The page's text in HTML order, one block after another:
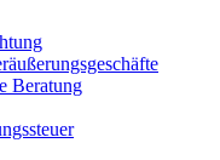
Beratung